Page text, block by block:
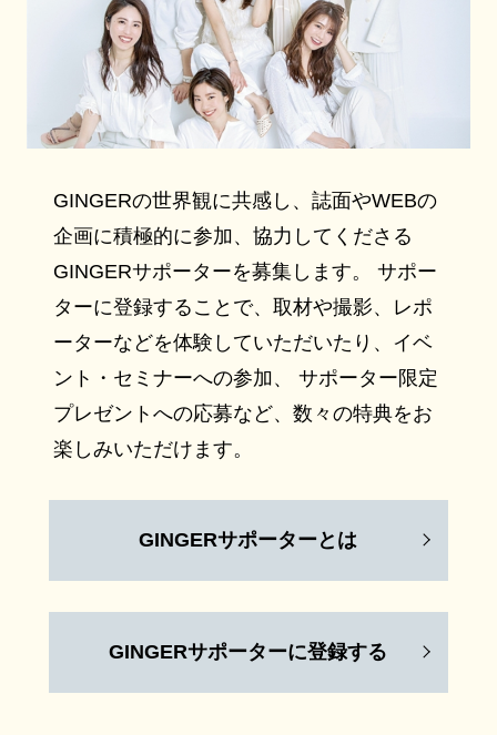
GINGERの世界観に共感し、誌面やWEBの
企画に積極的に参加、協力してくださる
GINGERサポーターを募集します。 サポー
ターに登録することで、取材や撮影、レポ
ーターなどを体験していただいたり、イベ
ント・セミナーへの参加、 サポーター限定
プレゼントへの応募など、数々の特典をお
楽しみいただけます。
GINGERサポーターとは
GINGERサポーターに登録する